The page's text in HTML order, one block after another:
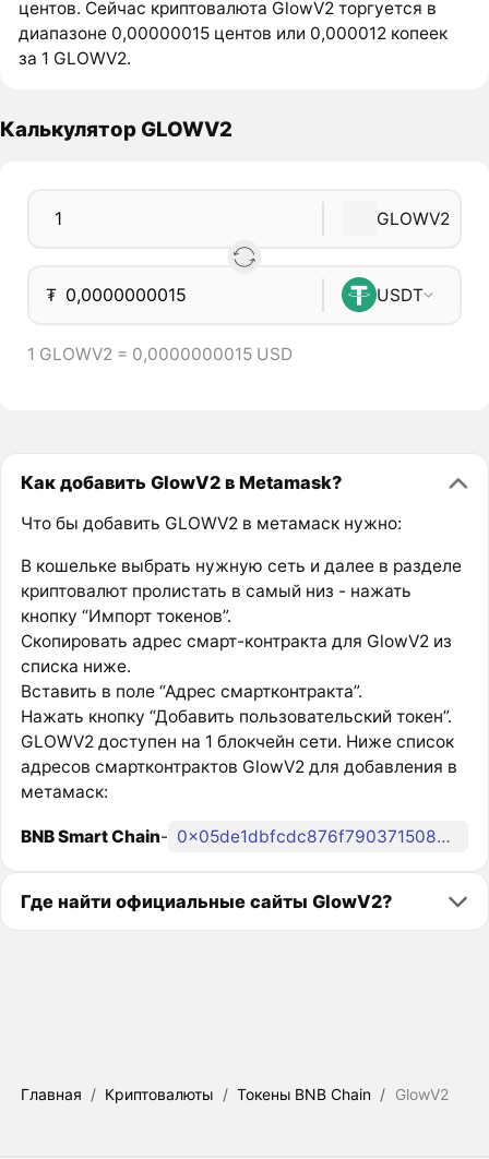
центов. Сейчас криптовалюта GlowV2 торгуется в
диапазоне 0,00000015 центов или 0,000012 копеек
за 1 GLOWV2.
Калькулятор GLOWV2
GLOWV2
₮ USDT
1 GLOWV2 = 0,0000000015 USD
Как добавить GlowV2 в Metamask?
Что бы добавить GLOWV2 в метамаск нужно:
В кошельке выбрать нужную сеть и далее в разделе
криптовалют пролистать в самый низ - нажать
кнопку “Импорт токенов”.
Скопировать адрес смарт-контракта для GlowV2 из
списка ниже.
Вставить в поле “Адрес смартконтракта”.
Нажать кнопку “Добавить пользовательский токен”.
GLOWV2 доступен на 1 блокчейн сети. Ниже список
адресов смартконтрактов GlowV2 для добавления в
метамаск:
BNB Smart Chain- 0x05de1dbfcdc876f790371508b97c337640dcd6a9
Где найти официальные сайты GlowV2?
Главная / Криптовалюты / Токены BNB Chain / GlowV2